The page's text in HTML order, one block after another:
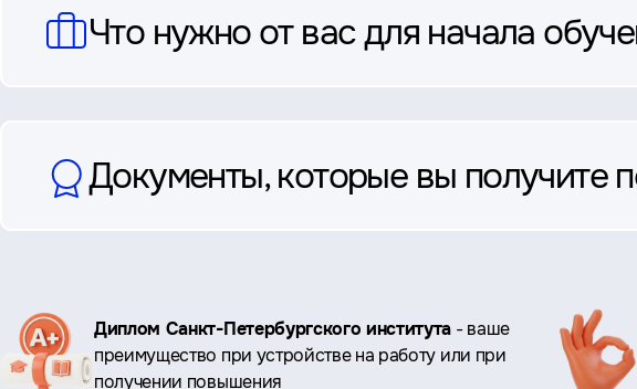
Что нужно от вас для начала
Документы, которые вы получите
Ключевые
Диплом Санкт-Петербургского института - ваше
преимущество при устройстве на работу или при
получении повышения